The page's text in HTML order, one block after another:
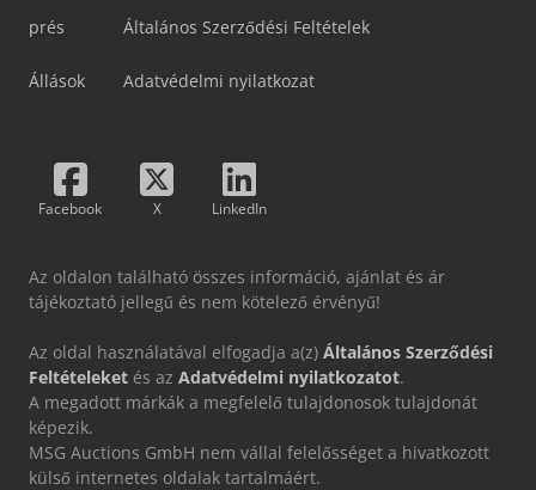
prés
Állások
Általános Szerződési Feltételek
Adatvédelmi nyilatkozat
Facebook X LinkedIn
Az oldalon található összes információ, ajánlat és ár
tájékoztató jellegű és nem kötelező érvényű!
Az oldal használatával elfogadja a(z) Általános Szerződési
Feltételeket és az Adatvédelmi nyilatkozatot.
A megadott márkák a megfelelő tulajdonosok tulajdonát
képezik.
MSG Auctions GmbH nem vállal felelősséget a hivatkozott
külső internetes oldalak tartalmáért.